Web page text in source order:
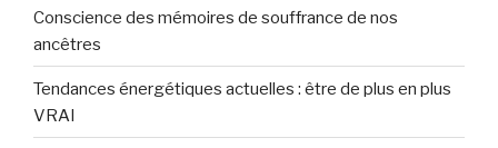
Conscience des mémoires de souffrance de nos
ancêtres
Tendances énergétiques actuelles : être de plus en plus
VRAI